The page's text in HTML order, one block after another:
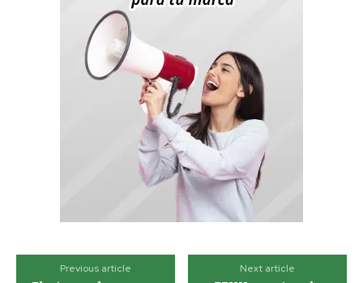
Previous article Next article